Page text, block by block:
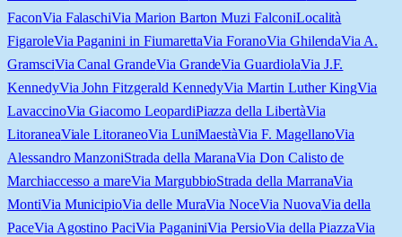
FaconVia FalaschiVia Marion Barton Muzi FalconiLocalità
FigaroleVia Paganini in FiumarettaVia ForanoVia GhilendaVia A.
GramsciVia Canal GrandeVia GrandeVia GuardiolaVia J.F.
KennedyVia John Fitzgerald KennedyVia Martin Luther KingVia
LavaccinoVia Giacomo LeopardiPiazza della LibertàVia
LitoraneaViale LitoraneoVia LuniMaestàVia F. MagellanoVia
Alessandro ManzoniStrada della MaranaVia Don Calisto de
Marchiaccesso a mareVia MargubbioStrada della MarranaVia
MontiVia MunicipioVia delle MuraVia NoceVia NuovaVia della
PaceVia Agostino PaciVia PaganiniVia PersioVia della PiazzaVia